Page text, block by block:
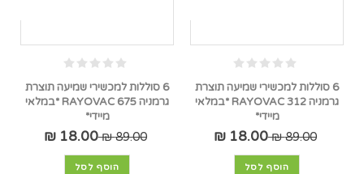
6 סוללות למכשירי שמיעה תוצרת
גרמניה RAYOVAC 312 *במלאי
מיידי*
89.00 ₪
18.00 ₪
הוסף לסל
6 סוללות למכשירי שמיעה תוצרת
גרמניה RAYOVAC 675 *במלאי
מיידי*
89.00 ₪
18.00 ₪
הוסף לסל